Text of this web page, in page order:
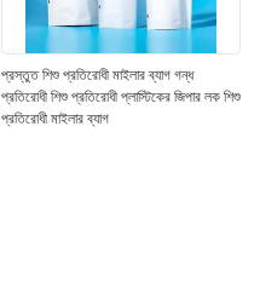
প্রস্তুত শিশু প্রতিরোধী মাইলার ব্যাগ গন্ধ
প্রতিরোধী শিশু প্রতিরোধী প্লাস্টিকের জিপার লক শিশু
প্রতিরোধী মাইলার ব্যাগ